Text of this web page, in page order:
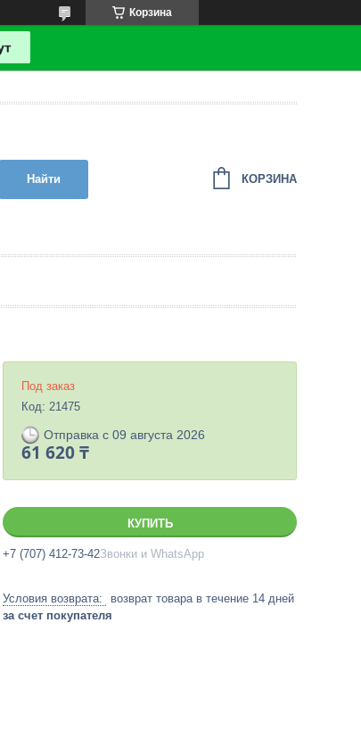
Корзина
Найти КОРЗИНА
Под заказ
Код: 21475
Отправка с 09 августа 2026
61 620 ₸
КУПИТЬ
+7 (707) 412-73-42Звонки и WhatsApp
возврат товара в течение 14 дней
за счет покупателя